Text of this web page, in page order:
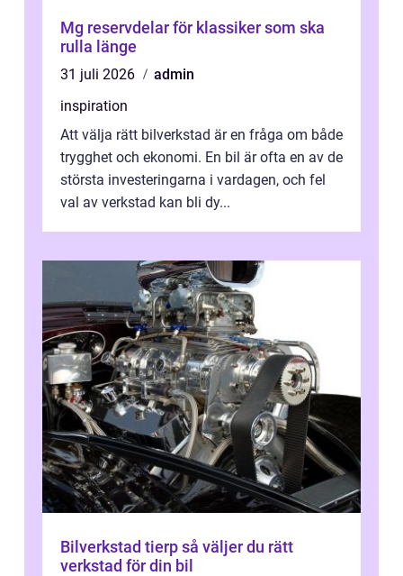
Mg reservdelar för klassiker som ska
rulla länge
31 juli 2026
admin
inspiration
Att välja rätt bilverkstad är en fråga om både
trygghet och ekonomi. En bil är ofta en av de
största investeringarna i vardagen, och fel
val av verkstad kan bli dy...
Bilverkstad tierp så väljer du rätt
verkstad för din bil